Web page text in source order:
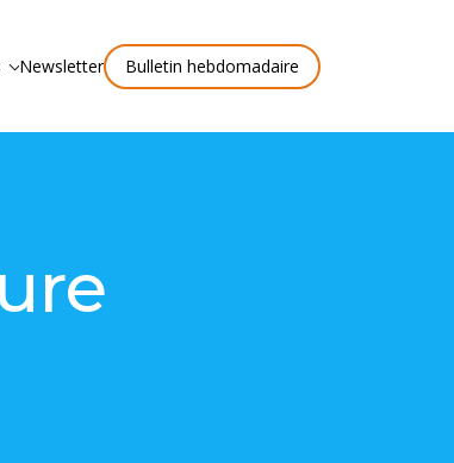
Newsletter Bulletin hebdomadaire